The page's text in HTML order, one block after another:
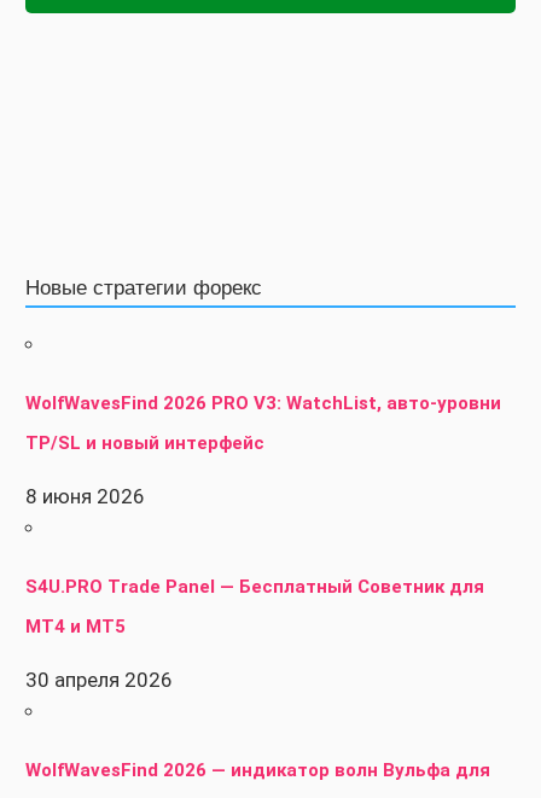
Новые стратегии форекс
WolfWavesFind 2026 PRO V3: WatchList, авто-уровни
TP/SL и новый интерфейс
8 июня 2026
S4U.PRO Trade Panel — Бесплатный Советник для
MT4 и MT5
30 апреля 2026
WolfWavesFind 2026 — индикатор волн Вульфа для